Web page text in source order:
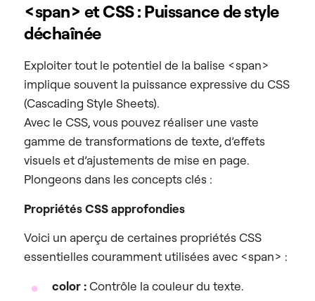
<span> et CSS : Puissance de style
déchaînée
Exploiter tout le potentiel de la balise <span>
implique souvent la puissance expressive du CSS
(Cascading Style Sheets).
Avec le CSS, vous pouvez réaliser une vaste
gamme de transformations de texte, d’effets
visuels et d’ajustements de mise en page.
Plongeons dans les concepts clés :
Propriétés CSS approfondies
Voici un aperçu de certaines propriétés CSS
essentielles couramment utilisées avec <span> :
color :Contrôle la couleur du texte.